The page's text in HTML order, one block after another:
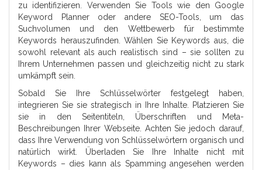
zu identifizieren. Verwenden Sie Tools wie den Google
Keyword Planner oder andere SEO-Tools, um das
Suchvolumen und den Wettbewerb für bestimmte
Keywords herauszufinden. Wählen Sie Keywords aus, die
sowohl relevant als auch realistisch sind – sie sollten zu
Ihrem Unternehmen passen und gleichzeitig nicht zu stark
umkämpft sein.
Sobald Sie Ihre Schlüsselwörter festgelegt haben,
integrieren Sie sie strategisch in Ihre Inhalte. Platzieren Sie
sie in den Seitentiteln, Überschriften und Meta-
Beschreibungen Ihrer Webseite. Achten Sie jedoch darauf,
dass Ihre Verwendung von Schlüsselwörtern organisch und
natürlich wirkt. Überladen Sie Ihre Inhalte nicht mit
Keywords – dies kann als Spamming angesehen werden